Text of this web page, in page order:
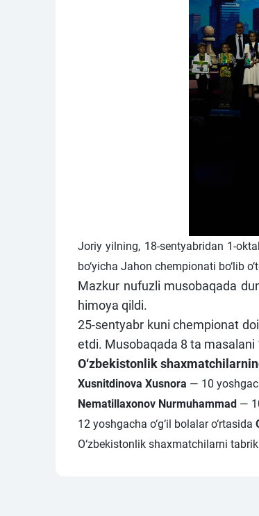
Joriy yilning, 18-sentyabridan 1-
bo‘yicha Jahon chempionati bo‘lib
Mazkur nufuzli musobaqada
himoya qildi.
25-sentyabr kuni chempionat
etdi. Musobaqada 8 ta masalani
O‘zbekistonlik
Xusnitdinova Xusnora — 10
Nematillaxonov Nurmuhammad —
12 yoshgacha o‘g‘il bolalar o‘rtasida
O‘zbekistonlik shaxmatchilarni